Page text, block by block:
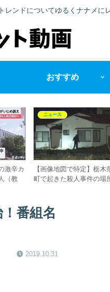
ンドについてゆるくナナメに
おすすめ
画あり】人気アニメ
の空』ダンスパクリ
ニュース
まるでル
億円の『
番組名
2019.10.31